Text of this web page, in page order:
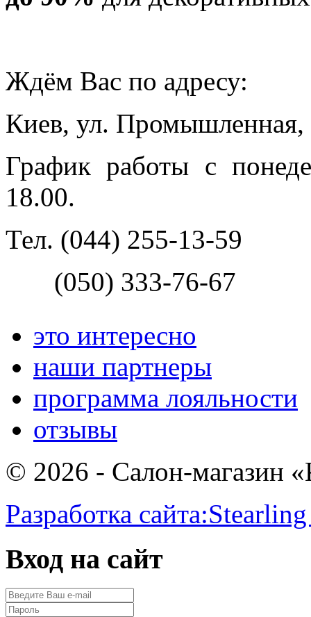
Ждём Вас по адресу:
Киев, ул.
График работы с
18.00.
Тел. (044) 255-13-59
(050) 333-76-67
это интересно
наши партнеры
программа лояльности
отзывы
© 2026 - Салон-магазин
Разработка сайта:
Вход на сайт